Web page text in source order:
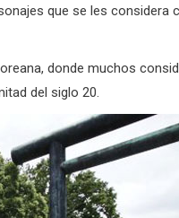
que se les considera
donde muchos
del siglo 20.